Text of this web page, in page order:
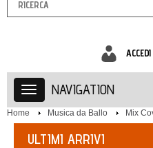
ACCEDI
NAVIGATION
Home Musica da Ballo Mix
ULTIMI ARRIVI